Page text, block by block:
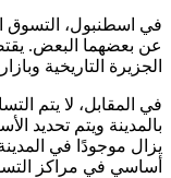
في اسطنبول، التسوق
عن بعضهما البعض.
الجزيرة التاريخية
في المقابل، لا يتم
بالمدينة ويتم تحديد
يزال موجودًا في
أساسي في مراكز